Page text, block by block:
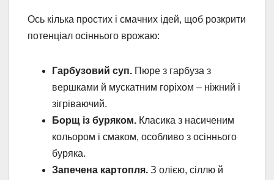
Ось кілька простих і смачних ідей, щоб розкрити
потенціал осіннього врожаю:
Гарбузовий суп. Пюре з гарбуза з
вершками й мускатним горіхом – ніжний і
зігріваючий.
Борщ із буряком. Класика з насиченим
кольором і смаком, особливо з осіннього
буряка.
Запечена картопля. З олією, сіллю й